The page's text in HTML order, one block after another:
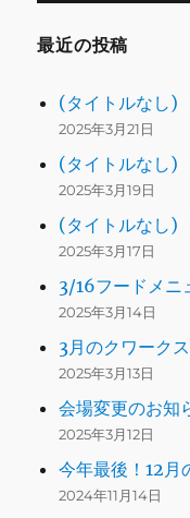
最近の投稿
(タイトルなし)
2025年3月21日
(タイトルなし)
2025年3月19日
(タイトルなし)
2025年3月17日
3/16フードメニ
2025年3月14日
3月のクワーク
2025年3月13日
会場変更のお知
2025年3月12日
今年最後！12月
2024年11月14日